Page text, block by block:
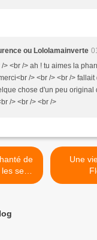
ou Lololamainverte
/> <br /> ah ! tu aimes la
/> <br /> <br />
chose d'un peu original
/> <br /> <br />
sept
Une